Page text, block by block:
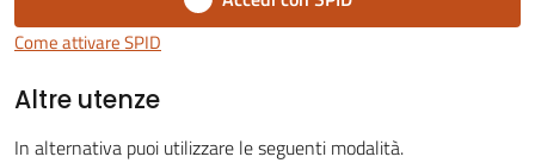
on-
Tutti
Come attivare SPID
Altre utenze
In alternativa puoi utilizzare le seguenti modalità.